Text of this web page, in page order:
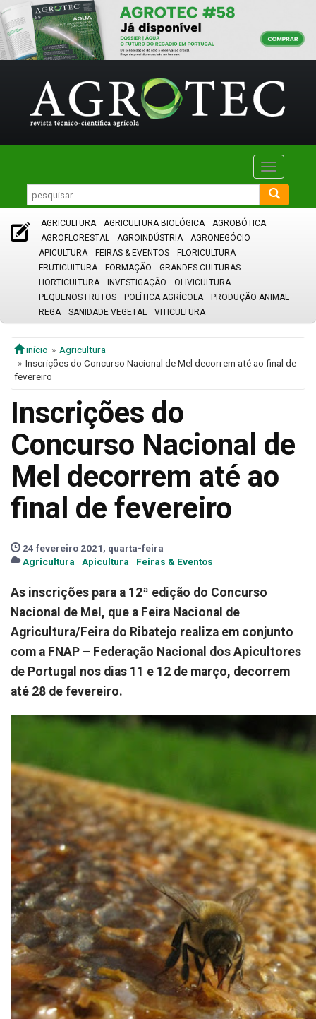
Toggle
AGRICULTURA AGRICULTURA BIOLÓGICA
AGROBÓTICA
AGROFLORESTAL
AGROINDÚSTRIA
AGRONEGÓCIO
APICULTURA
FEIRAS & EVENTOS
FLORICULTURA
FRUTICULTURA
FORMAÇÃO
GRANDES CULTURAS
HORTICULTURA
INVESTIGAÇÃO
OLIVICULTURA
PEQUENOS FRUTOS
POLÍTICA AGRÍCOLA
PRODUÇÃO ANIMAL
REGA
SANIDADE VEGETAL VITICULTURA
início
Agricultura
Inscrições do Concurso Nacional de Mel decorrem até ao final de
fevereiro
Inscrições do
Concurso Nacional de
Mel decorrem até ao
final de fevereiro
24 fevereiro 2021, quarta-feira
Agricultura
Apicultura Feiras & Eventos
As inscrições para a 12ª edição do Concurso
Nacional de Mel, que a Feira Nacional de
Agricultura/Feira do Ribatejo realiza em conjunto
com a FNAP – Federação Nacional dos Apicultores
de Portugal nos dias 11 e 12 de março, decorrem
até 28 de fevereiro.